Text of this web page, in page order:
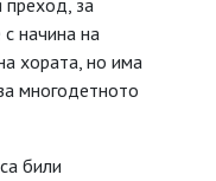
преход, за
начина на
хората, но има
многодетното
били